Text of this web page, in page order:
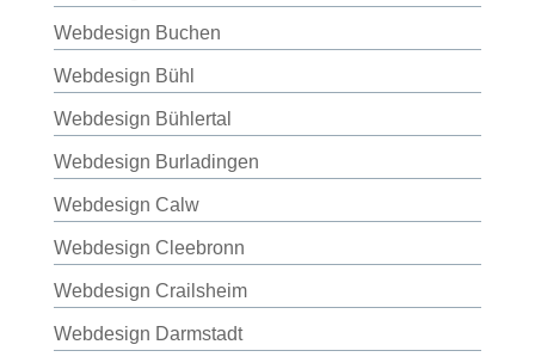
Webdesign Buchen
Webdesign Bühl
Webdesign Bühlertal
Webdesign Burladingen
Webdesign Calw
Webdesign Cleebronn
Webdesign Crailsheim
Webdesign Darmstadt